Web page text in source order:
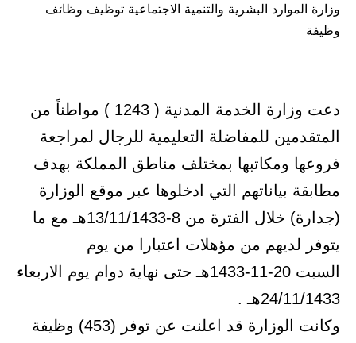
وزارة الموارد البشرية والتنمية الاجتماعية توظيف وظائف
وظيفة
دعت وزارة الخدمة المدنية ( 1243 ) مواطناً من
المتقدمين للمفاضلة التعليمية للرجال لمراجعة
فروعها ومكاتبها بمختلف مناطق المملكة بهدف
مطابقة بياناتهم التي ادخلوها عبر موقع الوزارة
(جدارة) خلال الفترة من 8-13/11/1433هـ مع ما
يتوفر لديهم من مؤهلات اعتبارا من يوم
السبت 20-11-1433هـ حتى نهاية دوام يوم الاربعاء
24/11/1433هـ .
وكانت الوزارة قد اعلنت عن توفر (453) وظيفة